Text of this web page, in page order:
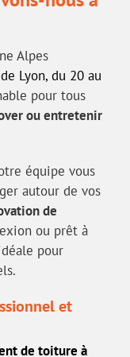
Alpes
Lyon, du 20 au
pour tous
ou entretenir
équipe vous
autour de vos
de
ou prêt à
pour
et
de toiture à